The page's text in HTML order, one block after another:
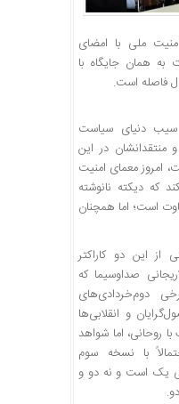
ملی با امضای
به همان جایگاه با
سیب دنیای سیاست
منتقدانشان در این
امروز معمای امنیت
که دیکته نانوشته
است؛ اما همچنان
از این دو کاراکتر
صداوسیما که
دوم‌خردادی‌های
و انقلابی‌ها
روحانی، اما شواهد
با نسخه سوم
یک است و نه دو و